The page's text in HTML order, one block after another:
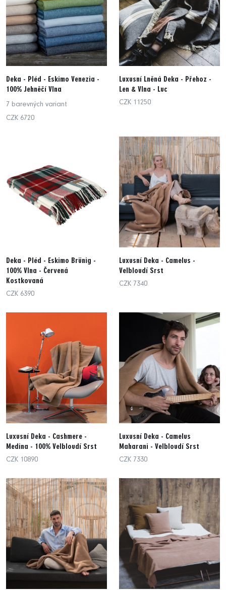
Deka - Pléd - Eskimo Venezia -
100% Jehněčí Vlna
7 barevných variant
CZK 6720
Luxusní Lněná Deka - Přehoz -
Len & Vlna - Luc
CZK 11250
Deka - Pléd - Eskimo Brünig -
100% Vlna - Červená
Kostkovaná
CZK 6390
Luxusní Deka - Camelus -
Velbloudí Srst
CZK 7340
Luxusní Deka - Cashmere -
Medina - 100% Velbloudí Srst
CZK 10890
Luxusní Deka - Camelus
Maharani - Velbloudí Srst
CZK 7330